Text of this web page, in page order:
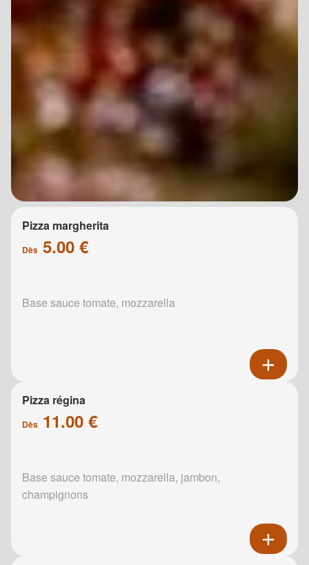
Pizza margherita
Dès 5.00 €
Base sauce tomate, mozzarella
Pizza régina
Dès 11.00 €
Base sauce tomate, mozzarella, jambon,
champignons